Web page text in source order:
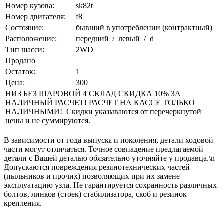
Номер кузова:
sk82t
Номер двигателя:
f8
Состояние:
бывший в употреблении (контрактный)
Расположение:
передний / левый / d
Тип шасси:
2WD
Продано
Остаток:
1
Цена:
300
НИЗ БЕЗ ШАРОВОЙ 4 СКЛАД СКИДКА 10% ЗА
НАЛИЧНЫЙ РАСЧЕТ! РАСЧЕТ НА КАССЕ ТОЛЬКО
НАЛИЧНЫМИ! Скидки указываются от перечеркнутой
цены и не суммируются.
В зависимости от года выпуска и поколения, детали ходовой
части могут отличаться. Точное совпадение предлагаемой
детали с Вашей деталью обязательно уточняйте у продавца.\n
Допускаются повреждения резинотехнических частей
(пыльников и прочих) позволяющих при их замене
эксплуатацию узла. Не гарантируется сохранность различных
болтов, линков (стоек) стабилизатора, скоб и резинок
крепления.